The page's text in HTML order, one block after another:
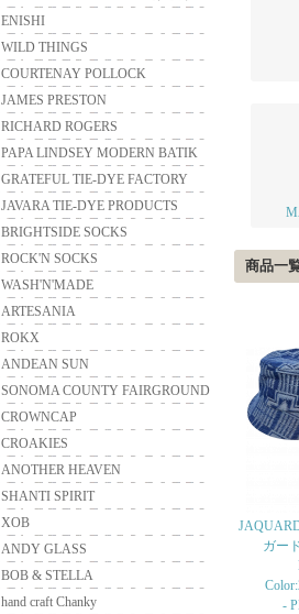
ENISHI
WILD THINGS
COURTENAY POLLOCK
JAMES PRESTON
RICHARD ROGERS
PAPA LINDSEY MODERN BATIK
GRATEFUL TIE-DYE FACTORY
JAVARA TIE-DYE PRODUCTS
BRIGHTSIDE SOCKS
ROCK'N SOCKS
WASH'N'MADE
ARTESANIA
ROKX
ANDEAN SUN
SONOMA COUNTY FAIRGROUND
CROWNCAP
CROAKIES
ANOTHER HEAVEN
SHANTI SPIRIT
XOB
ANDY GLASS
BOB & STELLA
hand craft Chanky
商品一
ガー
-